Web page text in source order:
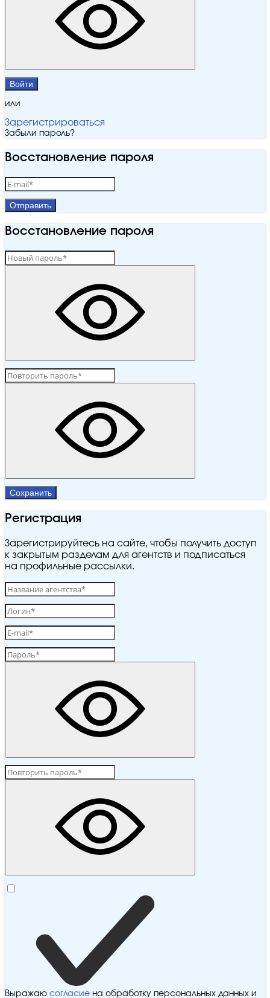
Войти
или
Зарегистрироваться
Забыли пароль?
Восстановление пароля
Отправить
Восстановление пароля
Сохранить
Регистрация
Зарегистрируйтесь на сайте, чтобы получить доступ
к закрытым разделам для агентств и подписаться
на профильные рассылки.
Выражаю согласие на обработку персональных данных и